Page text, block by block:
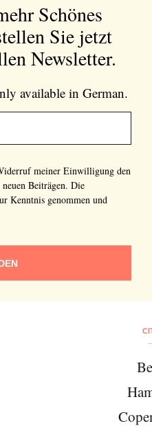
Schönes
Sie jetzt
Newsletter.
available in German.
meiner Einwilligung den
Beiträgen. Die
Kenntnis genommen und